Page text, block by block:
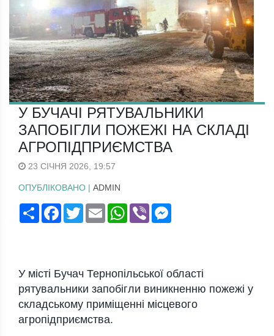
У БУЧАЧІ РЯТУВАЛЬНИКИ
ЗАПОБІГЛИ ПОЖЕЖІ НА СКЛАДІ
АГРОПІДПРИЄМСТВА
23 СІЧНЯ 2026, 19:57
ОПУБЛІКОВАНО | ADMIN
ПоширитиFacebook
TwitterEmail WhatsApp
Viber
У місті Бучач Тернопільської області
рятувальники запобігли виникненню пожежі у
складському приміщенні місцевого
агропідприємства.